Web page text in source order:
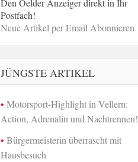
Den Oelder Anzeiger direkt in Ihr
Postfach!
Neue Artikel per Email Abonnieren
JÜNGSTE ARTIKEL
Motorsport-Highlight in Vellern:
Action, Adrenalin und Nachtrennen!
Bürgermeisterin überrascht mit
Hausbesuch